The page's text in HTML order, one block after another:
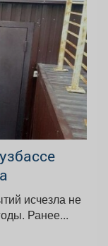
исчезла не
из-за злоумышленников, а из-за погоды. Ранее...